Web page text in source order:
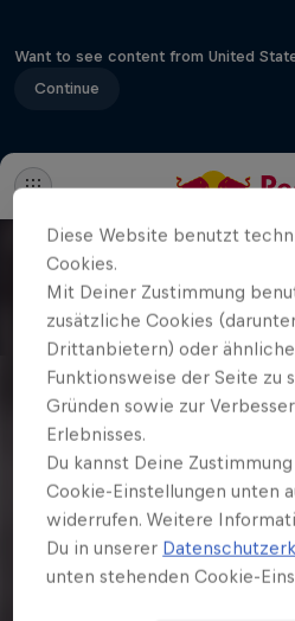
Want to see content from United
Continue
Diese Website benutzt
Cookies.
Mit Deiner Zustimmung
zusätzliche Cookies
Drittanbietern) oder
Funktionsweise der Seite zu
Gründen sowie zur
Erlebnisses.
Du kannst Deine
Cookie-Einstellungen unten
widerrufen. Weitere
Du in unserer
unten stehenden Cookie-